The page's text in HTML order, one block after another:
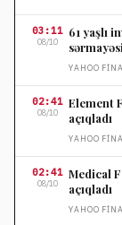
03:11
08/10
61 yaşlı
YAHOO
02:41
08/10
Element
açıqladı
YAHOO
02:41
08/10
Medical
açıqladı
YAHOO